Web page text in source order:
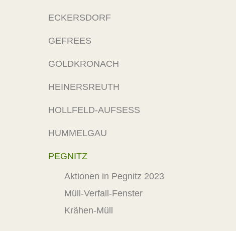
ECKERSDORF
GEFREES
GOLDKRONACH
HEINERSREUTH
HOLLFELD-AUFSESS
HUMMELGAU
PEGNITZ
Aktionen in Pegnitz 2023
Müll-Verfall-Fenster
Krähen-Müll